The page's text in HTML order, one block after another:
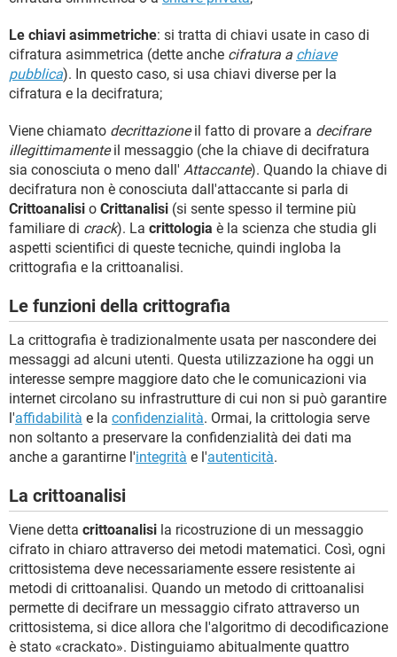
Le chiavi asimmetriche: si tratta di chiavi usate in caso di
cifratura asimmetrica (dette anche cifratura a chiave
pubblica). In questo caso, si usa chiavi diverse per la
cifratura e la decifratura;
Viene chiamato decrittazioneil fatto di provare a decifrare
illegittimamenteil messaggio (che la chiave di decifratura
sia conosciuta o meno dall' Attaccante). Quando la chiave di
decifratura non è conosciuta dall'attaccante si parla di
Crittoanalisi o Crittanalisi (si sente spesso il termine più
familiare di crack). La crittologia è la scienza che studia gli
aspetti scientifici di queste tecniche, quindi ingloba la
crittografia e la crittoanalisi.
Le funzioni della crittografia
La crittografia è tradizionalmente usata per nascondere dei
messaggi ad alcuni utenti. Questa utilizzazione ha oggi un
interesse sempre maggiore dato che le comunicazioni via
internet circolano su infrastrutture di cui non si può garantire
l'affidabilità e la confidenzialità. Ormai, la crittologia serve
non soltanto a preservare la confidenzialità dei dati ma
anche a garantirne l'integrità e l'autenticità.
La crittoanalisi
Viene detta crittoanalisi la ricostruzione di un messaggio
cifrato in chiaro attraverso dei metodi matematici. Così, ogni
crittosistema deve necessariamente essere resistente ai
metodi di crittoanalisi. Quando un metodo di crittoanalisi
permette di decifrare un messaggio cifrato attraverso un
crittosistema, si dice allora che l'algoritmo di decodificazione
è stato «crackato». Distinguiamo abitualmente quattro